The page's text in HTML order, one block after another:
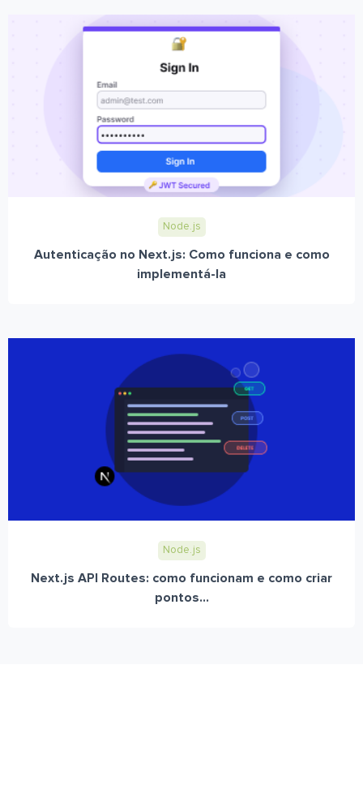
Node.js
Autenticação no Next.js: Como funciona e como
implementá-la
Node.js
Next.js API Routes: como funcionam e como criar
pontos...